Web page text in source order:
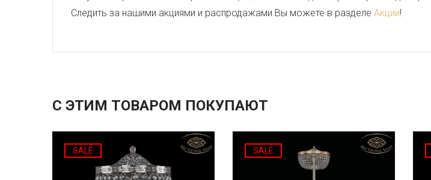
Следить за нашими акциями и распродажами Вы можете в разделе Акции!
С ЭТИМ ТОВАРОМ ПОКУПАЮТ
SALE SALE